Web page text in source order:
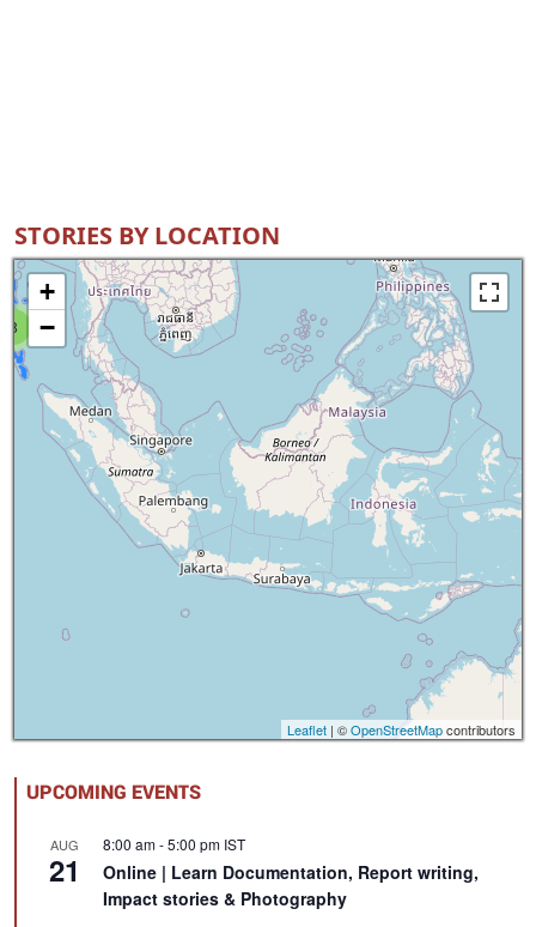
STORIES BY LOCATION
8
+
−
Leaflet | ©OpenStreetMapcontributors
UPCOMING EVENTS
AUG
21
8:00 am-5:00 pm IST
Online | Learn Documentation, Report writing,
Impact stories & Photography